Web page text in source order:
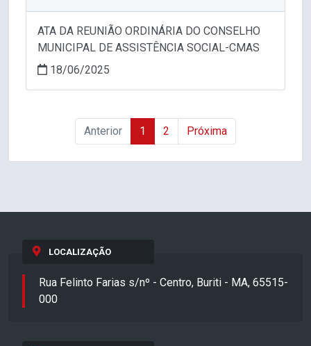
ATA DA REUNIÃO ORDINÁRIA DO CONSELHO
MUNICIPAL DE ASSISTÊNCIA SOCIAL-CMAS
18/06/2025
Anterior 1 2 Próxima
LOCALIZAÇÃO
Rua Felinto Farias s/nº - Centro, Buriti - MA, 65515-
000